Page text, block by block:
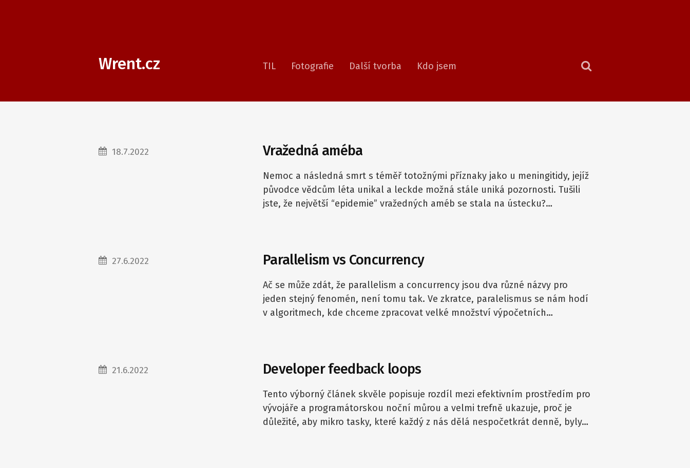
Wrent.cz TIL Fotografie Další tvorba Kdo jsem
Vražedná améba
18.7.2022
Nemoc a následná smrt s téměř totožnými příznaky jako u meningitidy, jejíž
původce vědcům léta unikal a leckde možná stále uniká pozornosti. Tušili
jste, že největší “epidemie” vražedných améb se stala na ústecku?…
Parallelism vs Concurrency
27.6.2022
Ač se může zdát, že parallelism a concurrency jsou dva různé názvy pro
jeden stejný fenomén, není tomu tak. Ve zkratce, paralelismus se nám hodí
v algoritmech, kde chceme zpracovat velké množství výpočetních…
Developer feedback loops
21.6.2022
Tento výborný článek skvěle popisuje rozdíl mezi efektivním prostředím pro
vývojáře a programátorskou noční můrou a velmi trefně ukazuje, proč je
důležité, aby mikro tasky, které každý z nás dělá nespočetkrát denně, byly…